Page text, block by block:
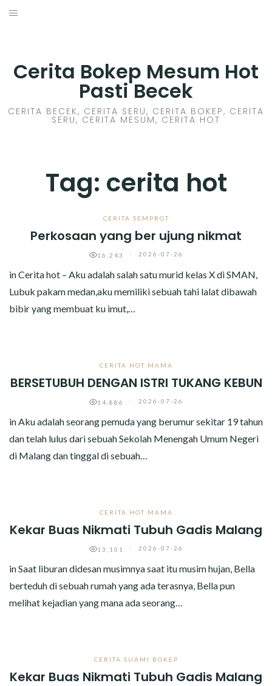
Skip
Cerita Bokep Mesum Hot
Pasti Becek
CERITA BECEK, CERITA SERU, CERITA BOKEP, CERITA
SERU, CERITA MESUM, CERITA HOT
Tag: cerita hot
CERITA SEMPROT
Perkosaan yang ber ujung nikmat
16,243 2026-07-26
in Cerita hot – Aku adalah salah satu murid kelas X di SMAN,
Lubuk pakam medan,aku memiliki sebuah tahi lalat dibawah
bibir yang membuat ku imut,…
CERITA HOT MAMA
BERSETUBUH DENGAN ISTRI TUKANG KEBUN
14,886 2026-07-26
in Aku adalah seorang pemuda yang berumur sekitar 19 tahun
dan telah lulus dari sebuah Sekolah Menengah Umum Negeri
di Malang dan tinggal di sebuah…
CERITA HOT MAMA
Kekar Buas Nikmati Tubuh Gadis Malang
13,101 2026-07-26
in Saat liburan didesan musimnya saat itu musim hujan, Bella
berteduh di sebuah rumah yang ada terasnya, Bella pun
melihat kejadian yang mana ada seorang…
CERITA SUAMI BOKEP
Kekar Buas Nikmati Tubuh Gadis Malang
CERITA SEX HOT
CERITA SKANDAL
CERITA MALAM
CERITA NAKAL
CERITA TANTE SEXY
CARA NGIKLAN DI CERITAGILA.COM?